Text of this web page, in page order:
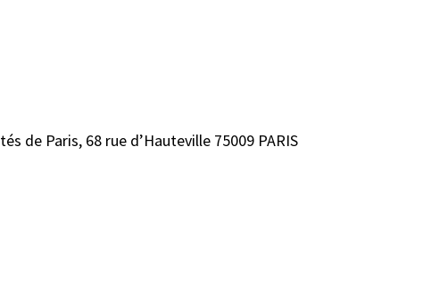
de Paris, 68 rue d’Hauteville 75009 PARIS